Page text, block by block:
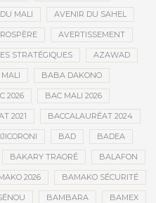
MALI AVENIR DU SAHEL
AVERTISSEMENT
STRATÉGIQUES AZAWAD
MALI BABA DAKONO
2026 BAC MALI 2026
2021 BACCALAURÉAT 2024
BAD BADEA
BAKARY TRAORÉ BALAFON
2026 BAMAKO SÉCURITÉ
BAMBARA BAMEX